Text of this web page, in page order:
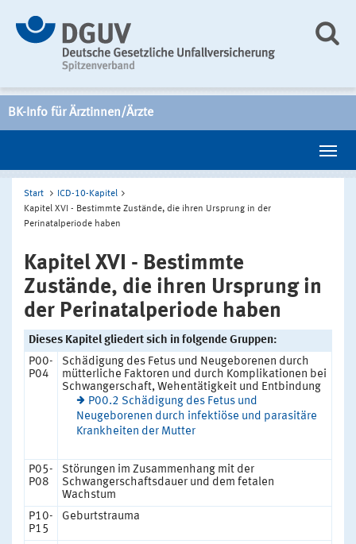
BK-Info für Ärztinnen/Ärzte
Start
ICD-10-Kapitel
Kapitel XVI - Bestimmte Zustände, die ihren Ursprung in der
Perinatalperiode haben
Kapitel XVI - Bestimmte
Zustände, die ihren Ursprung in
der Perinatalperiode haben
Dieses Kapitel gliedert sich in folgende Gruppen:
P00-
P04
Schädigung des Fetus und Neugeborenen durch
mütterliche Faktoren und durch Komplikationen bei
Schwangerschaft, Wehentätigkeit und Entbindung
P00.2 Schädigung des Fetus und
Neugeborenen durch infektiöse und parasitäre
Krankheiten der Mutter
P05-
P08
Störungen im Zusammenhang mit der
Schwangerschaftsdauer und dem fetalen
Wachstum
P10-
P15
Geburtstrauma